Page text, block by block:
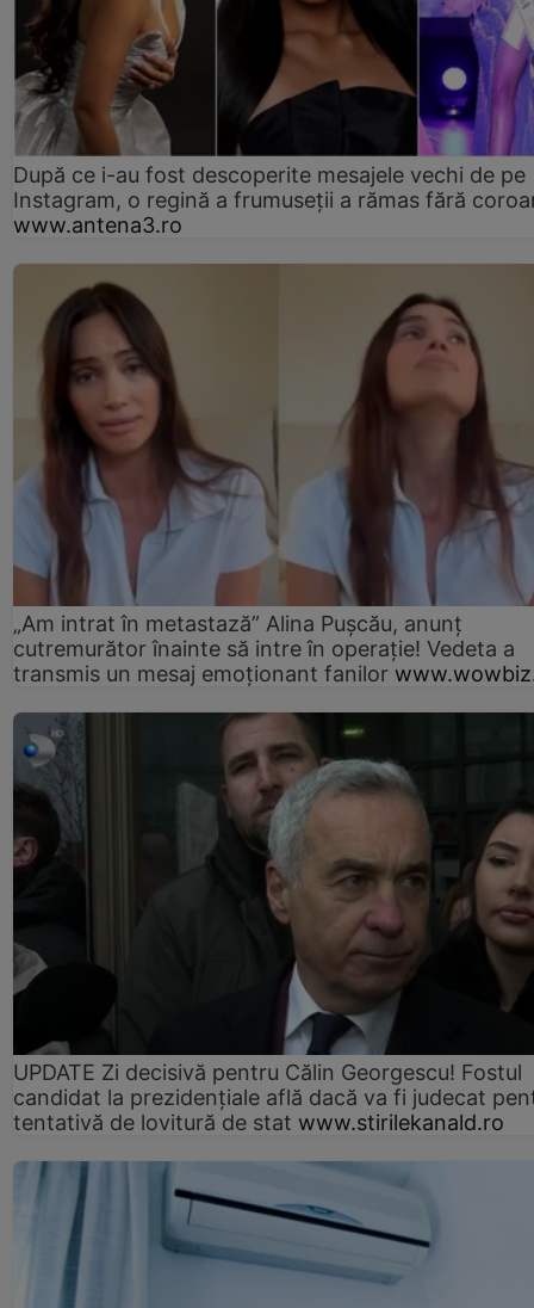
După ce i-au fost descoperite mesajele vechi de pe
Instagram, o regină a frumuseții a rămas fără
www.antena3.ro
„Am intrat în metastază” Alina Pușcău, anunț
cutremurător înainte să intre în operație! Vedeta a
transmis un mesaj emoționant fanilor
UPDATE Zi decisivă pentru Călin Georgescu! Fostul
candidat la prezidențiale află dacă va fi judecat
tentativă de lovitură de stat www.stirilekanald.ro